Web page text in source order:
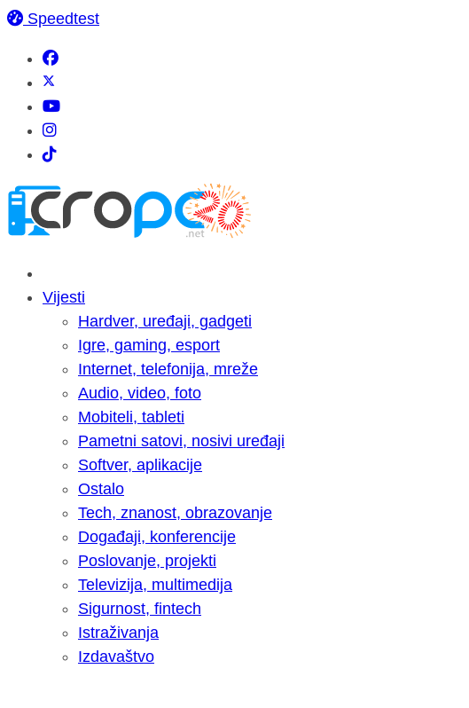
Speedtest
Vijesti
Hardver, uređaji, gadgeti
Igre, gaming, esport
Internet, telefonija, mreže
Audio, video, foto
Mobiteli, tableti
Pametni satovi, nosivi uređaji
Softver, aplikacije
Ostalo
Tech, znanost, obrazovanje
Događaji, konferencije
Poslovanje, projekti
Televizija, multimedija
Sigurnost, fintech
Istraživanja
Izdavaštvo